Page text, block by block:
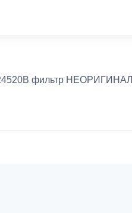
фильтр НЕОРИГИНАЛ